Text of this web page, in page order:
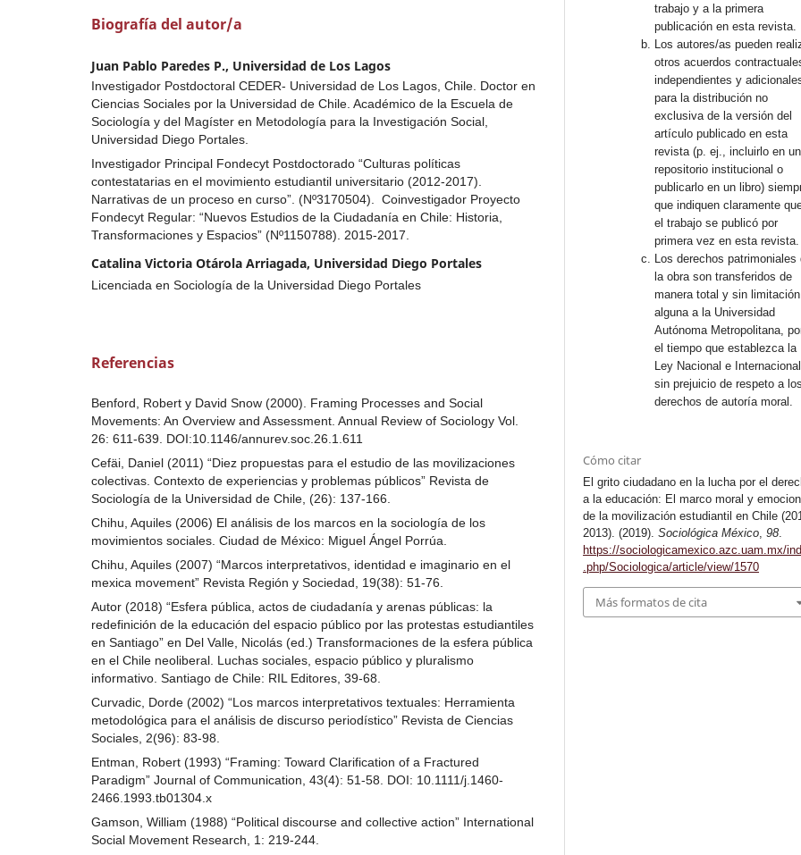
Biografía del autor/a
Juan Pablo Paredes P., Universidad de Los Lagos
Investigador Postdoctoral CEDER- Universidad de Los Lagos, Chile. Doctor en
Ciencias Sociales por la Universidad de Chile. Académico de la Escuela de
Sociología y del Magíster en Metodología para la Investigación Social,
Universidad Diego Portales.
Investigador Principal Fondecyt Postdoctorado “Culturas políticas
contestatarias en el movimiento estudiantil universitario (2012-2017).
Narrativas de un proceso en curso”. (Nº3170504). Coinvestigador Proyecto
Fondecyt Regular: “Nuevos Estudios de la Ciudadanía en Chile: Historia,
Transformaciones y Espacios” (Nº1150788). 2015-2017.
Catalina Victoria Otárola Arriagada, Universidad Diego Portales
Licenciada en Sociología de la Universidad Diego Portales
Referencias
Benford, Robert y David Snow (2000). Framing Processes and Social
Movements: An Overview and Assessment. Annual Review of Sociology Vol.
26: 611-639. DOI:10.1146/annurev.soc.26.1.611
Cefäi, Daniel (2011) “Diez propuestas para el estudio de las movilizaciones
colectivas. Contexto de experiencias y problemas públicos” Revista de
Sociología de la Universidad de Chile, (26): 137-166.
Chihu, Aquiles (2006) El análisis de los marcos en la sociología de los
movimientos sociales. Ciudad de México: Miguel Ángel Porrúa.
Chihu, Aquiles (2007) “Marcos interpretativos, identidad e imaginario en el
mexica movement” Revista Región y Sociedad, 19(38): 51-76.
Autor (2018) “Esfera pública, actos de ciudadanía y arenas públicas: la
redefinición de la educación del espacio público por las protestas estudiantiles
en Santiago” en Del Valle, Nicolás (ed.) Transformaciones de la esfera pública
en el Chile neoliberal. Luchas sociales, espacio público y pluralismo
informativo. Santiago de Chile: RIL Editores, 39-68.
Curvadic, Dorde (2002) “Los marcos interpretativos textuales: Herramienta
metodológica para el análisis de discurso periodístico” Revista de Ciencias
Sociales, 2(96): 83-98.
Entman, Robert (1993) “Framing: Toward Clarification of a Fractured
Paradigm” Journal of Communication, 43(4): 51-58. DOI: 10.1111/j.1460-
2466.1993.tb01304.x
Gamson, William (1988) “Political discourse and collective action” International
Social Movement Research, 1: 219-244.
trabajo y a la primera
publicación en esta revista.
Los autores/as pueden
otros acuerdos
independientes y
para la distribución no
exclusiva de la versión del
artículo publicado en esta
revista (p. ej., incluirlo en un
repositorio institucional o
publicarlo en un libro)
que indiquen claramente
el trabajo se publicó por
primera vez en esta revista.
Los derechos patrimoniales
la obra son transferidos de
manera total y sin limitación
alguna a la Universidad
Autónoma Metropolitana,
el tiempo que establezca la
Ley Nacional e
sin prejuicio de respeto a los
derechos de autoría moral.
Cómo citar
El grito ciudadano en la lucha por el
a la educación: El marco moral y
de la movilización estudiantil en Chile
2013). (2019).Sociológica México ,98
https://sociologicamexico.azc.uam.mx/
.php/Sociologica/article/view/1570
Más formatos de cita